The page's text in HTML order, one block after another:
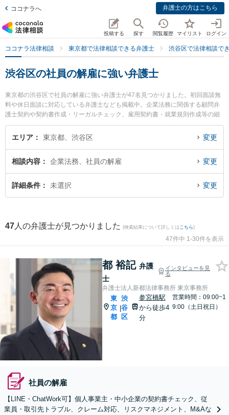
ココナラへ 弁護士の方はこちら
投稿する 探す 閲覧履歴 マイリスト ログイン
ココナラ法律相談 東京都で法律相談できる弁護士 渋谷区で法律相談で
渋谷区の社員の解雇に強い弁護士
東京都の渋谷区で社員の解雇に強い弁護士が47名見つかりました。初回面談無
料や休日面談に対応している弁護士なども掲載中。企業法務に関係する顧問弁
護士契約や契約書作成・リーガルチェック、雇用契約書・就業規則作成等の細
かな分野での絞り込み検索もでき便利です。特に弁護士法人新都法律事務所 東
京事務所の都 裕記弁護士や渋谷ブレイン法律事務所の髙橋 佳久弁護士、渋谷ア
を今すぐに弁護士に相談したい』『社員の解雇のトラブル解決の実績豊富な近
くの弁護士を検索したい』『初回相談無料で社員の解雇を法律相談できる渋谷
区内の弁護士に相談予約したい』などでお困りの相談者さんにおすすめです。
エリア 東京都、渋谷区 変更
相談内容 企業法務、社員の解雇 変更
詳細条件 未選択 変更
47 人の弁護士が見つかりました (検索結果について詳しくは こちら)
47件中 1-30件を表示
都 裕記 弁護
士
インタビューを見
る
弁護士法人新都法律事務所 東京事務所
東
京
都
|
渋
谷
区
参宮橋駅
から徒歩4
分
営業時間：09:00~1
9:00（土日祝日）
社員の解雇
【LINE・ChatWork可】個人事業主・中小企業の契約書チェック、従
業員・取引先トラブル、クレーム対応、リスクマネジメント、M&Aな